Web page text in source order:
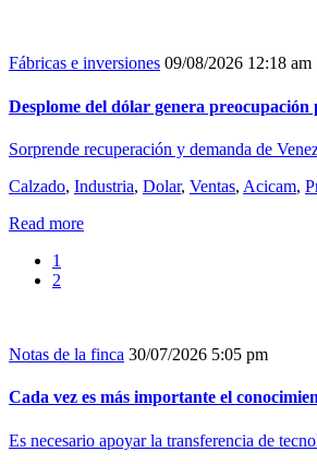
Fábricas e inversiones 09/08/2026 12:18 am
Desplome del dólar genera
Sorprende recuperación y demanda de
Calzado, Industria, Dolar, Ventas, Acicam,
Read more
1
2
Notas de la finca 30/07/2026 5:05 pm
Cada vez es más importante el
Es necesario apoyar la transferencia de